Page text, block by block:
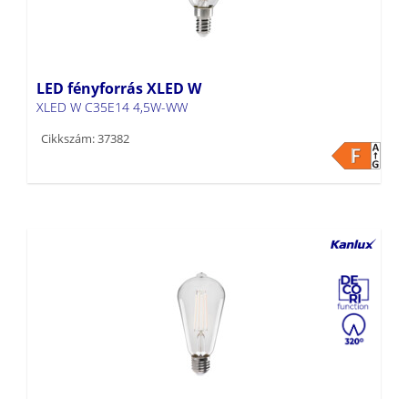
LED fényforrás XLED W
XLED W C35E14 4,5W-WW
Cikkszám: 37382